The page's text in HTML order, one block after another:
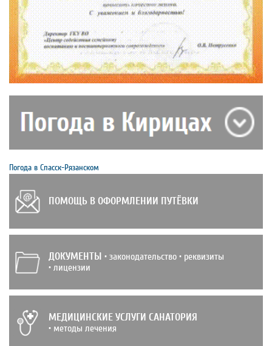
Погода в Спасск-Рязанском
ПОМОЩЬ В ОФОРМЛЕНИИ ПУТЁВКИ
ДОКУМЕНТЫ • законодательство • реквизиты
• лицензии
МЕДИЦИНСКИЕ УСЛУГИ САНАТОРИЯ
• методы лечения